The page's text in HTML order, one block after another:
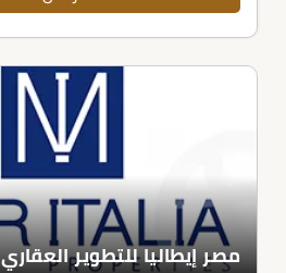
مصر إيطاليا للتطوير العقاري